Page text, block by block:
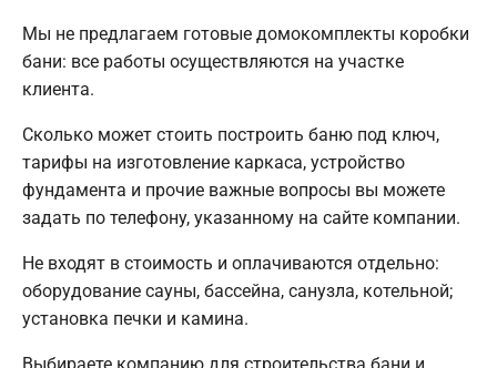
Мы не предлагаем готовые домокомплекты коробки
бани: все работы осуществляются на участке
клиента.
Сколько может стоить построить баню под ключ,
тарифы на изготовление каркаса, устройство
фундамента и прочие важные вопросы вы можете
задать по телефону, указанному на сайте компании.
Не входят в стоимость и оплачиваются отдельно:
оборудование сауны, бассейна, санузла, котельной;
установка печки и камина.